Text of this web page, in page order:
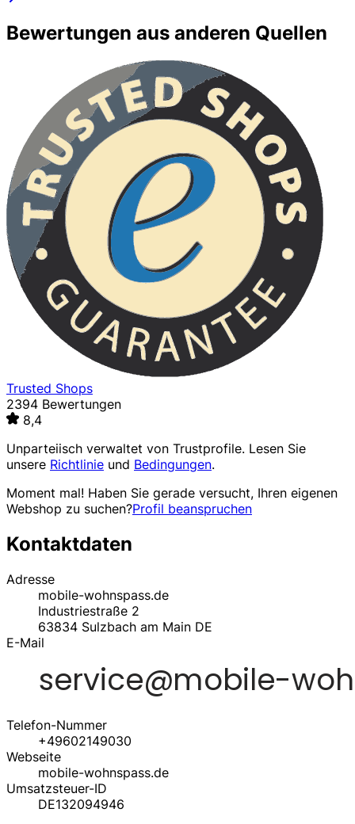
Bewertungen aus anderen Quellen
Trusted Shops
2394 Bewertungen
8,4
Unparteiisch verwaltet von Trustprofile. Lesen Sie
unsere Richtlinie und Bedingungen.
Moment mal! Haben Sie gerade versucht, Ihren eigenen
Webshop zu suchen?Profil beanspruchen
Kontaktdaten
Adresse
mobile-wohnspass.de
Industriestraße 2
63834 Sulzbach am Main DE
E-Mail
Telefon-Nummer
+49602149030
Webseite
mobile-wohnspass.de
Umsatzsteuer-ID
DE132094946